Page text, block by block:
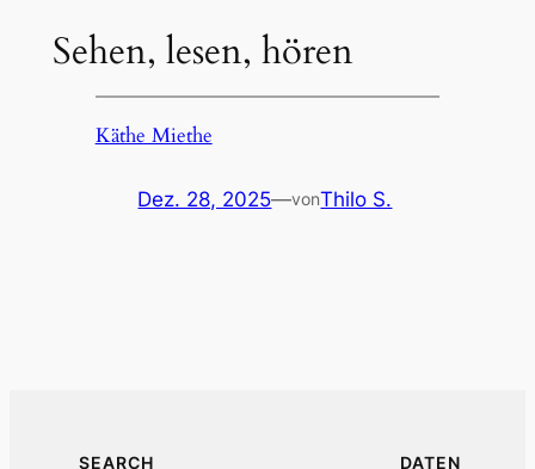
Sehen, lesen, hören
Käthe Miethe
Dez. 28, 2025—vonThilo S.
SEARCH DATEN